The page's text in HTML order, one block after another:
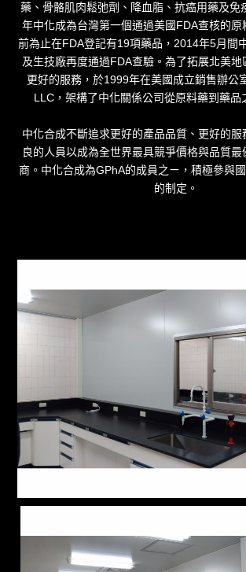
藥、骨骼肌肉鬆弛劑、降血脂、抗癌用藥及免
年中化成為台灣第一個通過美國FDA查核的原
前為止在FDA登記有19項藥品，2014年5月間
及生技廠再度通過FDA查驗。為了拓展北美地
更好的服務，於1999年在美國成立銷售辦公
LLC，架構了中化關係公司從原料藥到藥品
中化合成不斷追求更好的產品品質、更好的
良的人員以成為全世界最具競爭價格與品質
商。中化合成為GPhA的成員之ㄧ，積極參與
的制定。